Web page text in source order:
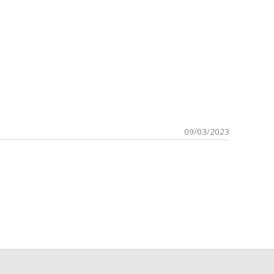
09/03/2023